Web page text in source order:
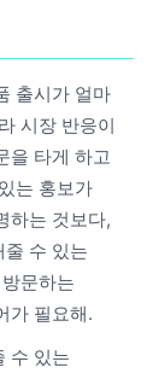
출시가 얼마
시장 반응이
을 타게 하고
는 홍보가
하는 것보다,
수 있는
문하는
가 필요해.
수 있는